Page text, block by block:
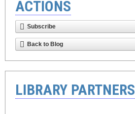
ACTIONS
Subscribe
Back to Blog
LIBRARY PARTNERS